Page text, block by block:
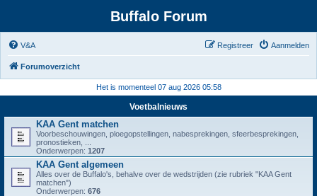
Buffalo Forum
V&A Aanmelden
Registreer
Forumoverzicht
Het is momenteel 07 aug 2026 05:58
Voetbalnieuws
KAA Gent matchen
Voorbeschouwingen, ploegopstellingen, nabesprekingen, sfeerbesprekingen,
pronostieken, ...
Onderwerpen: 1207
KAA Gent algemeen
Alles over de Buffalo's, behalve over de wedstrijden (zie rubriek "KAA Gent
matchen")
Onderwerpen: 676